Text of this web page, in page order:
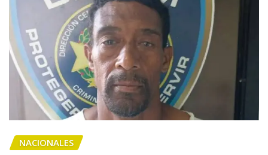
NACIONALES